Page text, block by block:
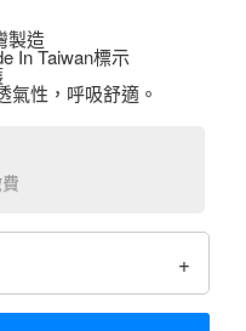
製造
In Taiwan標示
氣性，呼吸舒適。
+